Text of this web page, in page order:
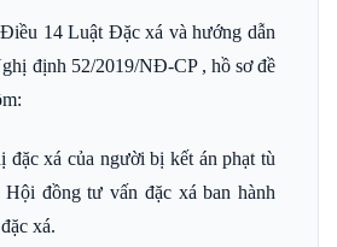
14 Luật Đặc xá và hướng dẫn
định 52/2019/NĐ-CP , hồ sơ đề
đặc xá của người bị kết án phạt tù
Hội đồng tư vấn đặc xá ban hành
xá.